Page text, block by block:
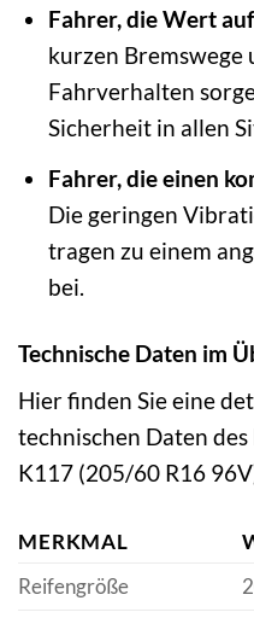
Fahrer, die Wert
kurzen Bremswege
Fahrverhalten
Sicherheit in allen
Fahrer, die einen
Die geringen
tragen zu einem
bei.
Technische Daten im
Hier finden Sie eine
technischen Daten
K117 (205/60 R16
MERKMAL
Reifengröße